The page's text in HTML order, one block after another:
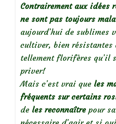
Contrairement aux idées
ne sont pas toujours
aujourd’hui de sublimes
cultiver, bien résistantes
tellement florifères qu’il
priver!
Mais c’est vrai que les
fréquents sur certains
de les reconnaîtrepour